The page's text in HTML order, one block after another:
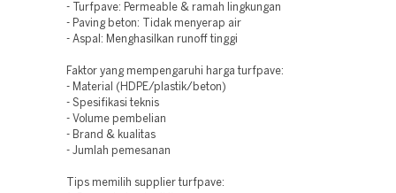
- Turfpave: Permeable & ramah lingkungan
- Paving beton: Tidak menyerap air
- Aspal: Menghasilkan runoff tinggi
Faktor yang mempengaruhi harga turfpave:
- Material (HDPE/plastik/beton)
- Spesifikasi teknis
- Volume pembelian
- Brand & kualitas
- Jumlah pemesanan
Tips memilih supplier turfpave: